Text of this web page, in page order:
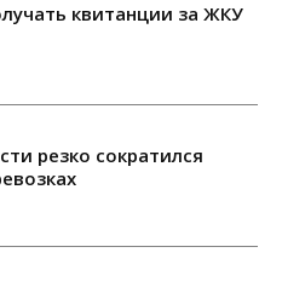
квитанции за ЖКУ
резко сократился